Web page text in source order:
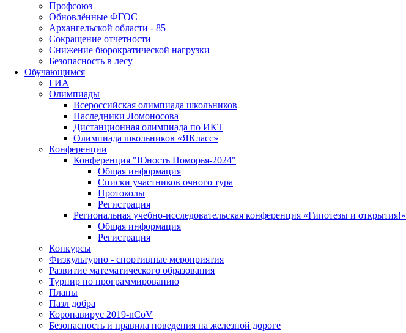
Профсоюз
Обновлённые ФГОС
Архангельской области - 85
Сокращение отчетности
Снижение бюрократической нагрузки
Безопасность в лесу
Обучающимся
ГИА
Олимпиады
Всероссийская олимпиада школьников
Наследники Ломоносова
Дистанционная олимпиада по ИКТ
Олимпиада школьников «ЯКласс»
Конференции
Конференция "Юность Поморья-2024"
Общая информация
Списки участников очного тура
Протоколы
Регистрация
Региональная учебно-исследовательская конференция «Гипотезы и открытия!»
Общая информация
Регистрация
Конкурсы
Физкультурно - спортивные мероприятия
Развитие математического образования
Турнир по программированию
Планы
Пазл добра
Коронавирус 2019-nCoV
Безопасность и правила поведения на железной дороге